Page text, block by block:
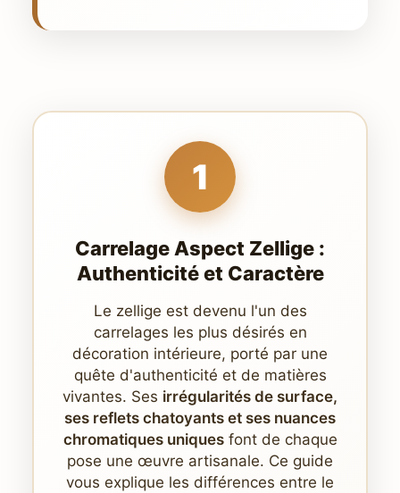
1
Carrelage Aspect Zellige :
Authenticité et Caractère
Le zellige est devenu l'un des
carrelages les plus désirés en
décoration intérieure, porté par une
quête d'authenticité et de matières
vivantes. Ses irrégularités de surface,
ses reflets chatoyants et ses nuances
chromatiques uniquesfont de chaque
pose une œuvre artisanale. Ce guide
vous explique les différences entre le